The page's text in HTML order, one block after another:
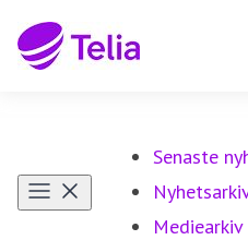
Senaste
Mediearkiv